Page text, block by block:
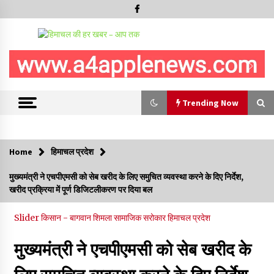
Trending Now
हिमाचल सरकार कोल्ड स्टोरेज, फ्रीज-ड्राई यूनिट और रेफ्रिजरेटेड वैन के
लिए देगी 70 % सब्सिडी
09/08/2026
रामपुर नगर परिषद के पिछले 5 वर्षों के कार्यों की होगी समीक्षा, अनियमितता मिली
09/08/2026
Home हिमाचल प्रदेश
मुख्यमंत्री ने एचपीएमसी को सेब खरीद के लिए समुचित व्यवस्था करने के दिए निर्देश,
खरीद प्रक्रिया में पूर्ण डिजिटलीकरण पर दिया बल
Sliderकिसान - बागवानशिमलासामाजिक सरोकारहिमाचल प्रदेश
मुख्यमंत्री ने एचपीएमसी को सेब खरीद के